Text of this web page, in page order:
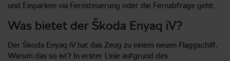
und Einparken via Fernsteuerung oder die Fernabfrage geht.
Was bietet der Škoda Enyaq iV?
Der Škoda Enyaq iV hat das Zeug zu einem neuen Flaggschiff.
Warum das so ist? In erster Linie aufgrund des